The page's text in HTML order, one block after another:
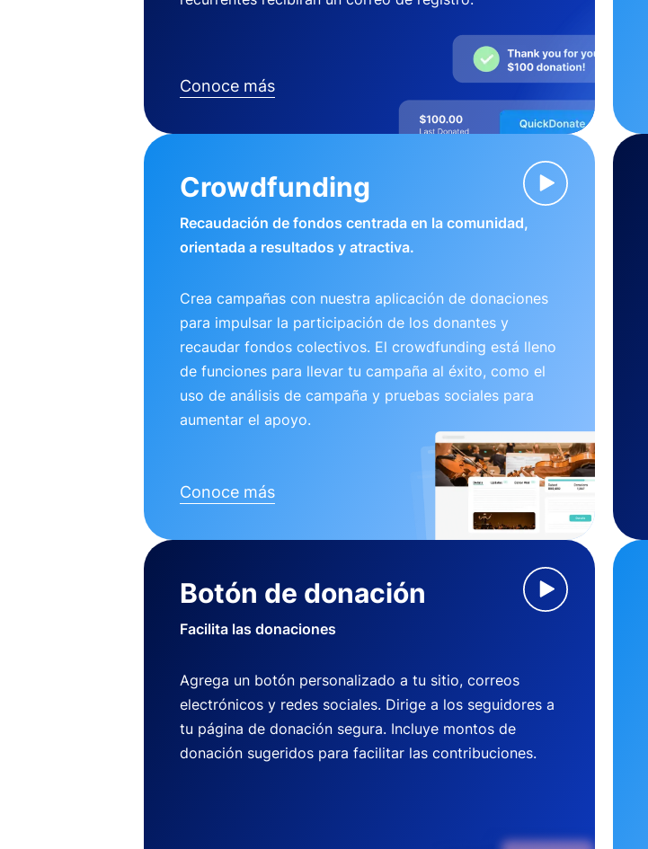
Conoce más
Crowdfunding
Recaudación de fondos centrada en la comunidad,
orientada a resultados y atractiva.
Crea campañas con nuestra aplicación de donaciones
para impulsar la participación de los donantes y
recaudar fondos colectivos. El crowdfunding está lleno
de funciones para llevar tu campaña al éxito, como el
uso de análisis de campaña y pruebas sociales para
aumentar el apoyo.
Conoce más
Botón de donación
Facilita las donaciones
Agrega un botón personalizado a tu sitio, correos
electrónicos y redes sociales. Dirige a los seguidores a
tu página de donación segura. Incluye montos de
donación sugeridos para facilitar las contribuciones.